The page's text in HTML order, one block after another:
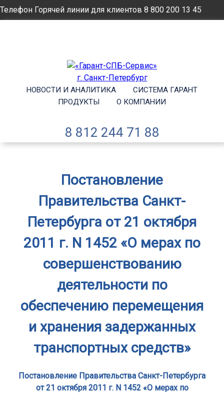
Телефон Горячей линии для клиентов 8 800 200 13 45
НОВОСТИ И АНАЛИТИКА
СИСТЕМА ГАРАНТ
ПРОДУКТЫ
О КОМПАНИИ
8 812 244 71 88
Постановление
Правительства Санкт-
Петербурга от 21 октября
2011 г. N 1452 «О мерах по
совершенствованию
деятельности по
обеспечению перемещения
и хранения задержанных
транспортных средств»
Постановление Правительства Санкт-Петербурга
от 21 октября 2011 г. N 1452 «О мерах по